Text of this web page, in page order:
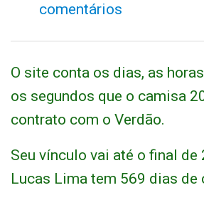
comentários
O site conta os dias, as
os segundos que o camisa
contrato com o Verdão.
Seu vínculo vai até o final de
Lucas Lima tem 569 dias de